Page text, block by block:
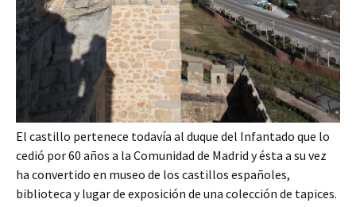
El castillo pertenece todavía al duque del Infantado que lo
cedió por 60 años a la Comunidad de Madrid y ésta a su vez
ha convertido en museo de los castillos españoles,
biblioteca y lugar de exposición de una colección de tapices.